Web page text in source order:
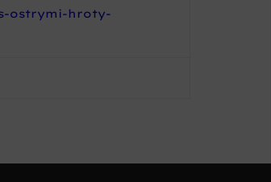
ostrymi-hroty-